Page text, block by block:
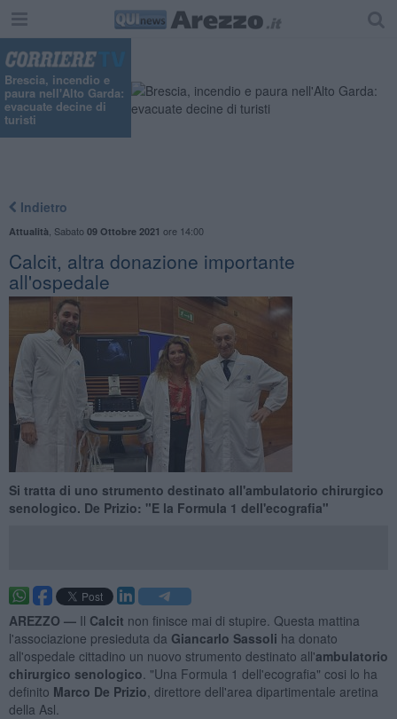
Brescia, incendio e
paura nell'Alto Garda:
evacuate decine di
turisti
Indietro
Attualità Sabato 09 Ottobre 2021 ore 14:00
Calcit, altra donazione importante
all'ospedale
Si tratta di uno strumento destinato all'ambulatorio chirurgico
senologico. De Prizio: "E la Formula 1 dell'ecografia"
AREZZO — Il Calcit non finisce mai di stupire. Questa mattina
l'associazione presieduta da Giancarlo Sassoli ha donato
all'ospedale cittadino un nuovo strumento destinato all'ambulatorio
chirurgico senologico . "Una Formula 1 dell'ecografia" cosi lo ha
definito Marco De Prizio , direttore dell'area dipartimentale aretina
della Asl.